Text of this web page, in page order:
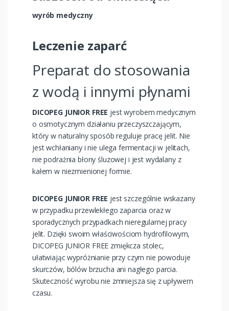
wyrób medyczny
Leczenie zaparć
Preparat do stosowania
z wodą i innymi płynami
DICOPEG JUNIOR FREE jest wyrobem medycznym
o osmotycznym działaniu przeczyszczającym,
który w naturalny sposób reguluje pracę jelit. Nie
jest wchłaniany i nie ulega fermentacji w jelitach,
nie podrażnia błony śluzowej i jest wydalany z
kałem w niezmienionej formie.
DICOPEG JUNIOR FREE jest szczególnie wskazany
w przypadku przewlekłego zaparcia oraz w
sporadycznych przypadkach nieregularnej pracy
jelit. Dzięki swoim właściwościom hydrofilowym,
DICOPEG JUNIOR FREE zmiękcza stolec,
ułatwiając wypróżnianie przy czym nie powoduje
skurczów, bólów brzucha ani nagłego parcia.
Skuteczność wyrobu nie zmniejsza się z upływem
czasu.